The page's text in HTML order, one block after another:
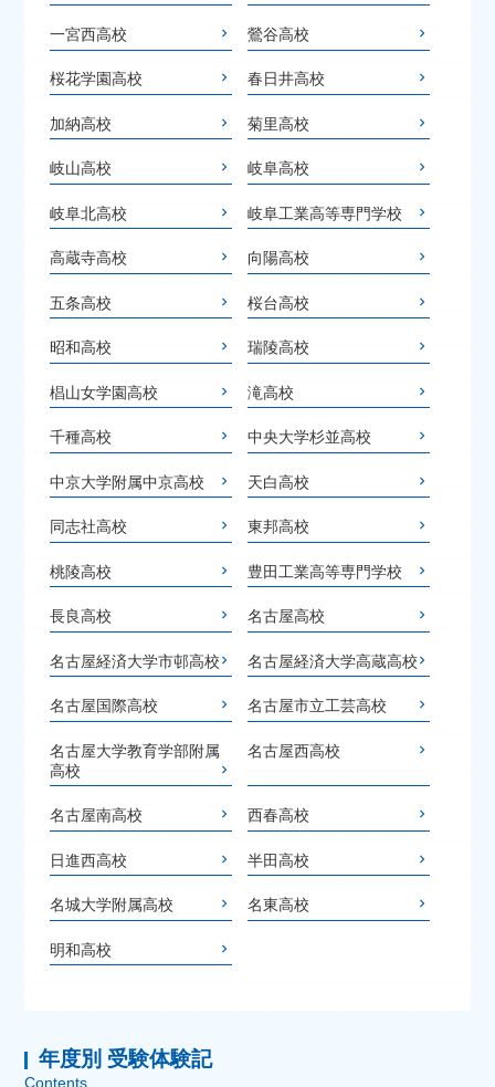
一宮西高校 鶯谷高校
桜花学園高校 春日井高校
加納高校 菊里高校
岐山高校 岐阜高校
岐阜北高校 岐阜工業高等専門学校
高蔵寺高校 向陽高校
五条高校 桜台高校
昭和高校 瑞陵高校
椙山女学園高校 滝高校
千種高校 中央大学杉並高校
中京大学附属中京高校 天白高校
同志社高校 東邦高校
桃陵高校 豊田工業高等専門学校
長良高校 名古屋高校
名古屋経済大学市邨高校 名古屋経済大学高蔵高校
名古屋国際高校 名古屋市立工芸高校
名古屋大学教育学部附属
高校
名古屋西高校
名古屋南高校 西春高校
日進西高校 半田高校
名城大学附属高校 名東高校
明和高校
年度別 受験体験記
Contents